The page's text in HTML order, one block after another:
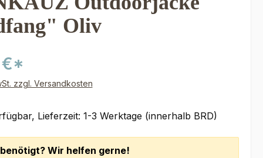
Oliv
€*
zzgl. Versandkosten
Lieferzeit: 1-3 Werktage (innerhalb BRD)
Wir helfen gerne!